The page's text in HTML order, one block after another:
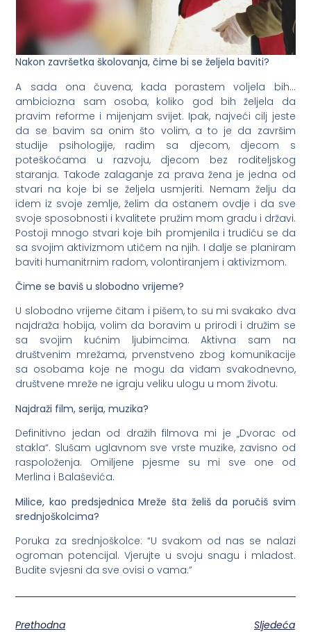
Nakon završetka školovanja, čime bi se željela baviti?
A sada ona čuvena, kada porastem voljela bih…
ambiciozna sam osoba, koliko god bih željela da
pravim reforme i mijenjam svijet. Ipak, najveći cilj jeste
da se bavim sa onim što volim, a to je da završim
studije psihologije, radim sa djecom, djecom s
poteškoćama u razvoju, djecom bez roditeljskog
staranja. Takođe zalaganje za prava žena je jedna od
stvari na koje bi se željela usmjeriti. Nemam želju da
idem iz svoje zemlje, želim da ostanem ovdje i da sve
svoje sposobnosti i kvalitete pružim mom gradu i državi.
Postoji mnogo stvari koje bih promjenila i trudiću se da
sa svojim aktivizmom utičem na njih. I dalje se planiram
baviti humanitrnim radom, volontiranjem i aktivizmom.
Čime se baviš u slobodno vrijeme?
U slobodno vrijeme čitam i pišem, to su mi svakako dva
najdraža hobija, volim da boravim u prirodi i družim se
sa svojim kućnim ljubimcima. Aktivna sam na
društvenim mrežama, prvenstveno zbog komunikacije
sa osobama koje ne mogu da viđam svakodnevno,
društvene mreže ne igraju veliku ulogu u mom životu.
Najdraži film, serija, muzika?
Definitivno jedan od dražih filmova mi je „Dvorac od
stakla“. Slušam uglavnom sve vrste muzike, zavisno od
raspoloženja. Omiljene pjesme su mi sve one od
Merlina i Balaševića.
Milice, kao predsjednica Mreže šta želiš da poručiš svim
srednjoškolcima?
Poruka za srednjoškolce: “U svakom od nas se nalazi
ogroman potencijal. Vjerujte u svoju snagu i mladost.
Budite svjesni da sve ovisi o vama.”
Prethodna Sljedeća